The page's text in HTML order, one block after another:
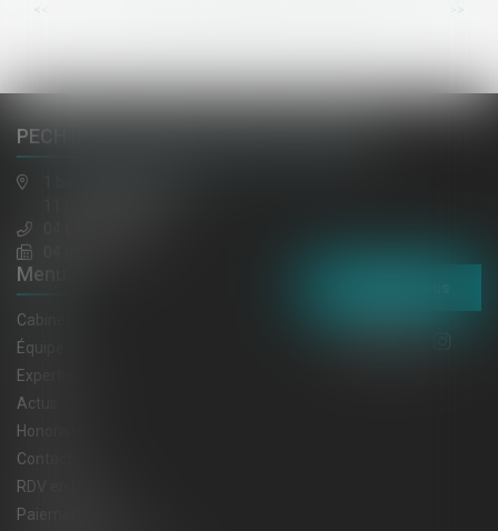
<< >>
PECH DE LACLAUSE, JAULIN, EL HAZMI
Menu
Cabinet
Équipe
Expertises
Actus
Honoraires
Contact
RDV en ligne
Paiement en ligne